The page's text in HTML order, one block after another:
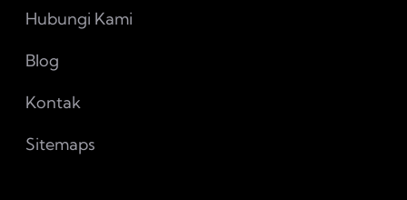
Hubungi Kami
Blog
Kontak
Sitemaps